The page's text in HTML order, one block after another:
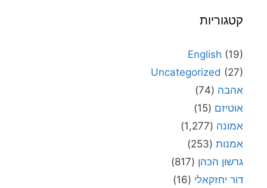
קטגוריות
English (19)
Uncategorized (27)
אהבה (74)
אוטיזם (15)
אמונה (1,277)
אמנות (253)
גרשון הכהן (817)
דור יחזקאלי (16)